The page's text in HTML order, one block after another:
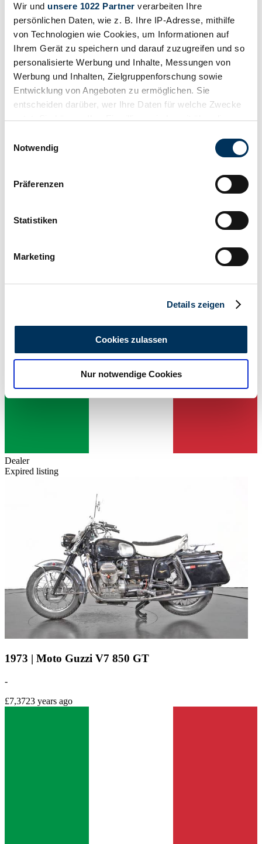
Wir und unsere 1022 Partner verarbeiten Ihre
persönlichen Daten, wie z. B. Ihre IP-Adresse, mithilfe
von Technologien wie Cookies, um Informationen auf
Ihrem Gerät zu speichern und darauf zuzugreifen und so
personalisierte Werbung und Inhalte, Messungen von
Werbung und Inhalten, Zielgruppenforschung sowie
Entwicklung von Angeboten zu ermöglichen. Sie
entscheiden darüber, wer Ihre Daten für welche Zwecke
nutzt. Sie können Ihre Einwilligung jederzeit über die
Trigger Symbol ändern oder widerrufen
Informationen über Ihre geografische Lage
können
bestimmten Merkmalen (Fingerprinting) identifizieren
Erfahren Sie mehr darüber, wie Ihre persönlichen Daten
analysieren. Außerdem geben wir Informationen zu Ihrer
Verwendung unserer Website an unsere Partner für
soziale Medien, Werbung und Analysen weiter. Unsere
Notwendig
Präferenzen
Statistiken
Marketing
Details zeigen
Cookies zulassen
Nur notwendige Cookies
Type
Mileage (read)
39,000 km
Power (kW/hp)
Dealer
Dealer
Expired listing
1973 | Moto Guzzi V7 850 GT
-
£7,3723 years ago